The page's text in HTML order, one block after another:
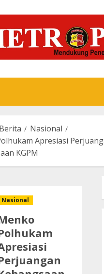
Berita
Nasional
Apresiasi
KGPM
Nasional